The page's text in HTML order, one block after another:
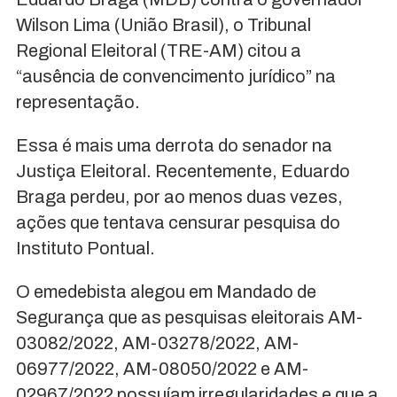
Wilson Lima (União Brasil), o Tribunal
Regional Eleitoral (TRE-AM) citou a
“ausência de convencimento jurídico” na
representação.
Essa é mais uma derrota do senador na
Justiça Eleitoral. Recentemente, Eduardo
Braga perdeu, por ao menos duas vezes,
ações que tentava censurar pesquisa do
Instituto Pontual.
O emedebista alegou em Mandado de
Segurança que as pesquisas eleitorais AM-
03082/2022, AM-03278/2022, AM-
06977/2022, AM-08050/2022 e AM-